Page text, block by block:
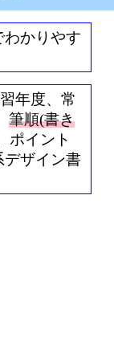
かりやす
年度、常
筆順(書き
ポイント
デザイン書